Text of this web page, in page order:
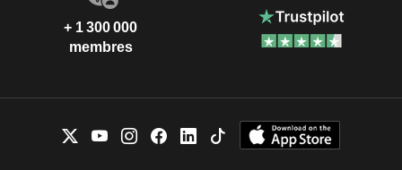
+ 1 300 000
membres